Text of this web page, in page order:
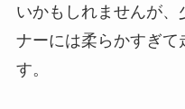
いかもしれませんが
ナーには柔らかすぎ
す。